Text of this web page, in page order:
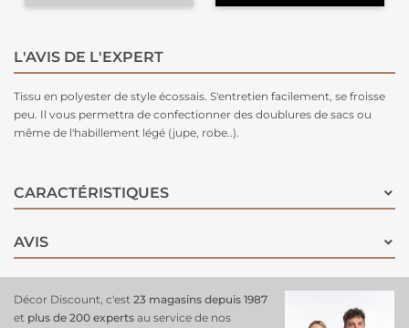
L'AVIS DE L'EXPERT
Tissu en polyester de style écossais. S'entretien facilement, se froisse
peu. Il vous permettra de confectionner des doublures de sacs ou
même de l'habillement légé (jupe, robe..).
CARACTÉRISTIQUES
AVIS
Décor Discount, c'est 23 magasins depuis 1987
et plus de 200 experts au service de nos